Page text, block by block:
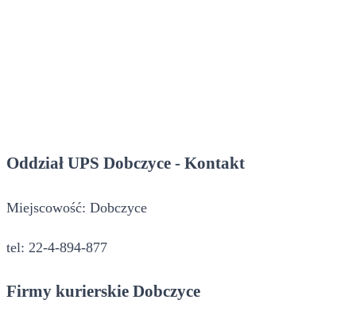
Oddział UPS Dobczyce - Kontakt
Miejscowość: Dobczyce
tel: 22-4-894-877
Firmy kurierskie Dobczyce